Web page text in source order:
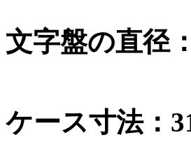
文字盤の直径：
ケース寸法：